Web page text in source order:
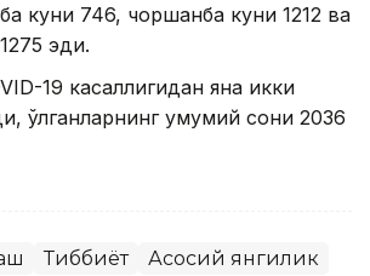
куни 746, чоршанба куни 1212 ва
эди.
19 касаллигидан яна икки
ўлганларнинг умумий сони 2036
Тиббиёт Асосий янгилик